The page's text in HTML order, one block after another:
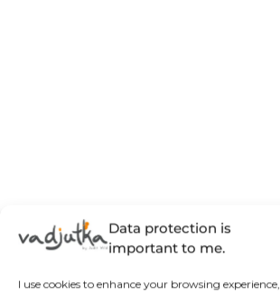
Data protection is
important to me.
I use cookies to enhance your browsing